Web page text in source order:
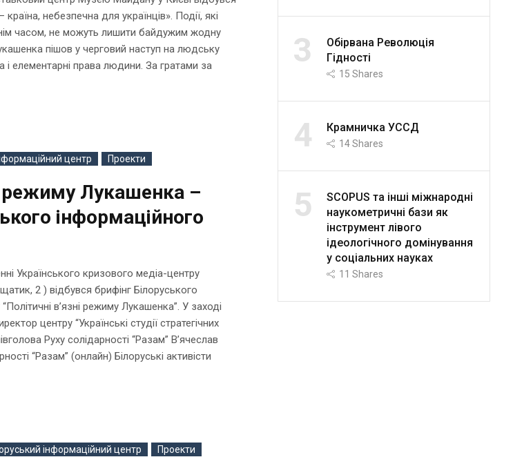
країна, небезпечна для українців». Події, які
часом, не можуть лишити байдужим жодну
пішов у черговий наступ на людську
і елементарні права людини. За гратами за
центр Проекти
режиму Лукашенка –
інформаційного
Українського кризового медіа-центру
2 ) відбувся брифінг Білоруського
в’язні режиму Лукашенка”. У заході
центру “Українські студії стратегічних
Руху солідарності “Разам” В’ячеслав
“Разам” (онлайн) Білоруські активісти
інформаційний центр Проекти
3
Обірвана Революція
Гідності
15 Shares
4 Крамничка УССД
14Shares
5
SCOPUS та інші міжнародні
наукометричні бази як
інструмент лівого
ідеологічного домінування
у соціальних науках
11 Shares